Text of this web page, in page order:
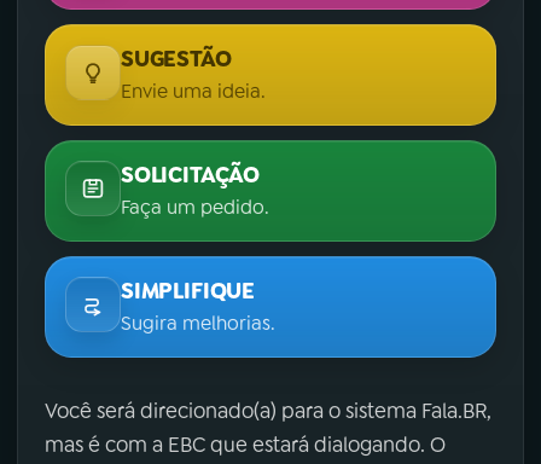
SUGESTÃO
Envie uma ideia.
SOLICITAÇÃO
Faça um pedido.
SIMPLIFIQUE
Sugira melhorias.
Você será direcionado(a) para o sistema Fala.BR,
mas é com a EBC que estará dialogando. O